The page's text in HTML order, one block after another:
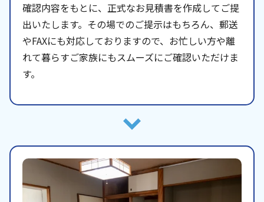
確認内容をもとに、正式なお見積書を作成してご提
出いたします。その場でのご提示はもちろん、郵送
やFAXにも対応しておりますので、お忙しい方や離
れて暮らすご家族にもスムーズにご確認いただけま
す。